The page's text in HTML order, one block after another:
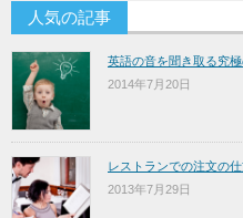
人気の記事
英語の音を聞き取る究極
2014年7月20日
レストランでの注文の
2013年7月29日